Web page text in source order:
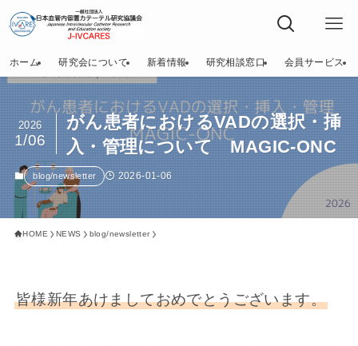
ホーム 研究会について 新着情報 研究相談窓口 会員サービス
がん患者におけるVADの選択・挿
入・管理について MAGIC-ONC
2026
1/06
blog/newsletter 2026-01-06
HOME NEWS blog/newsletter
皆様新年あけましておめでとうございます。